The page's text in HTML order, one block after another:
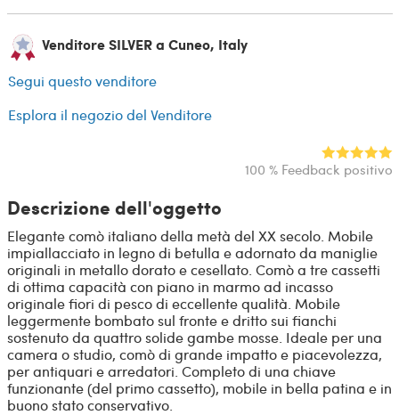
Venditore SILVER a Cuneo, Italy
Segui questo venditore
Esplora il negozio del Venditore
100 % Feedback positivo
Descrizione dell'oggetto
Elegante comò italiano della metà del XX secolo. Mobile
impiallacciato in legno di betulla e adornato da maniglie
originali in metallo dorato e cesellato. Comò a tre cassetti
di ottima capacità con piano in marmo ad incasso
originale fiori di pesco di eccellente qualità. Mobile
leggermente bombato sul fronte e dritto sui fianchi
sostenuto da quattro solide gambe mosse. Ideale per una
camera o studio, comò di grande impatto e piacevolezza,
per antiquari e arredatori. Completo di una chiave
funzionante (del primo cassetto), mobile in bella patina e in
buono stato conservativo.